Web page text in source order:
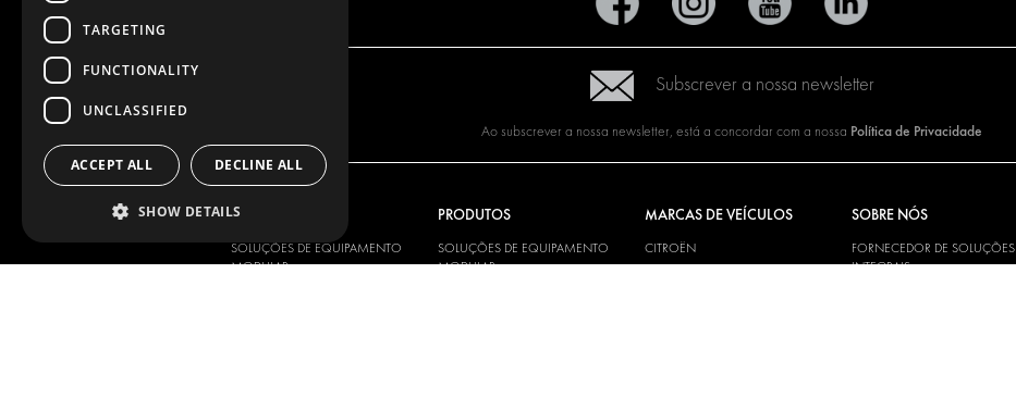
Subscrever a nossa newsletter
Ao subscrever a nossa newsletter, está a concordar com a nossa Política de Privacidade
A NOSSA OFERTA
SOLUÇÕES DE EQUIPAMENTO
MODULAR
PRODUTOS
SOLUÇÕES DE EQUIPAMENTO
MODULAR
MARCAS DE VEÍCULOS
CITROËN
SOBRE NÓS
FORNECEDOR DE SOLUÇÕES
INTEGRAIS
TARGETING
FUNCTIONALITY
UNCLASSIFIED
ACCEPT ALL DECLINE ALL
SHOW DETAILS